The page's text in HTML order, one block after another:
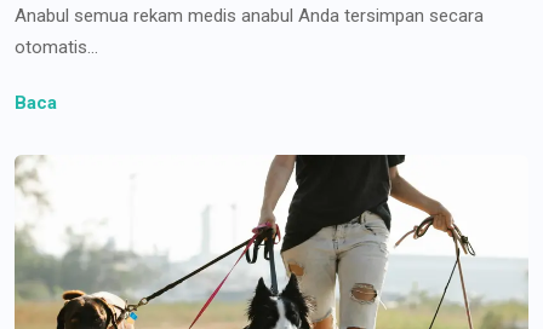
Anabul semua rekam medis anabul Anda tersimpan secara
otomatis...
Baca